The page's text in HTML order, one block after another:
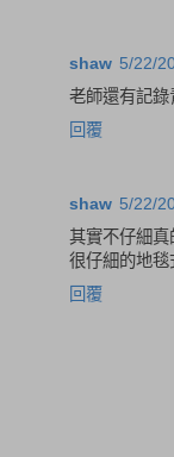
shaw 5/22/
老師還有記
回覆
shaw 5/22/
其實不仔細真
很仔細的地
回覆